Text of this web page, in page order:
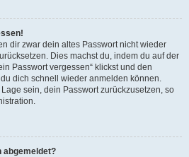
dir zwar dein altes Passwort nicht wieder
Dies machst du, indem du auf der
Passwort vergessen“ klickst und den
dich schnell wieder anmelden können.
sein, dein Passwort zurückzusetzen, so
abgemeldet?